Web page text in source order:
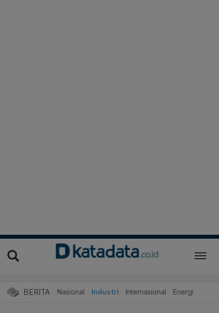
BERITA Nasional Industri Internasional Energi